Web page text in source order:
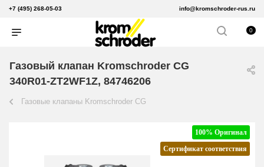
+7 (495) 268-05-03 info@kromschroder-rus.ru
0
Газовый клапан Kromschroder CG
340R01-ZT2WF1Z, 84746206
Газовые клапаны Kromschroder CG
100% Оригинал
Сертификат соответствия